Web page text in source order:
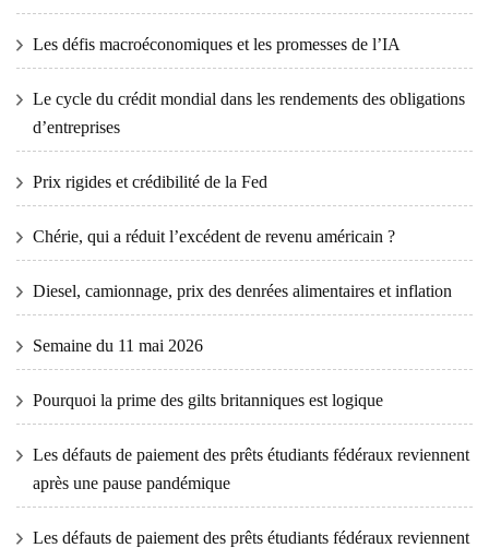
Les défis macroéconomiques et les promesses de l’IA
Le cycle du crédit mondial dans les rendements des obligations
d’entreprises
Prix ​​​​rigides et crédibilité de la Fed
Chérie, qui a réduit l’excédent de revenu américain ?
Diesel, camionnage, prix des denrées alimentaires et inflation
Semaine du 11 mai 2026
Pourquoi la prime des gilts britanniques est logique
Les défauts de paiement des prêts étudiants fédéraux reviennent
après une pause pandémique
Les défauts de paiement des prêts étudiants fédéraux reviennent